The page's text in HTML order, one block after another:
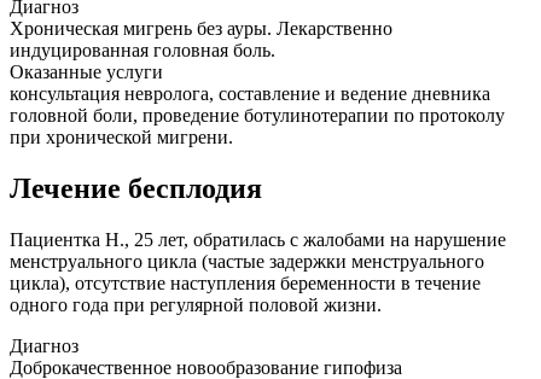
Диагноз
Хроническая мигрень без ауры. Лекарственно
индуцированная головная боль.
Оказанные услуги
консультация невролога, составление и ведение дневника
головной боли, проведение ботулинотерапии по протоколу
при хронической мигрени.
Лечение бесплодия
Пациентка Н., 25 лет, обратилась с жалобами на нарушение
менструального цикла (частые задержки менструального
цикла), отсутствие наступления беременности в течение
одного года при регулярной половой жизни.
Диагноз
Доброкачественное новообразование гипофиза